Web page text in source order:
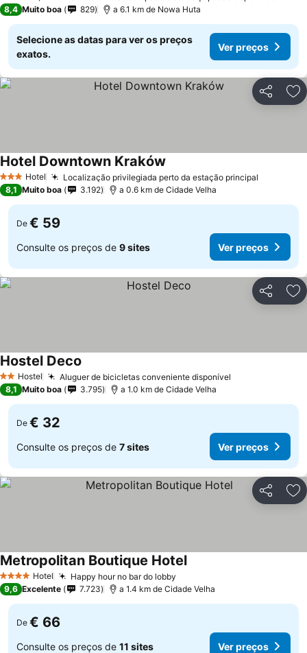
8,4 Muito boa 829 a 6.1 km de Nowa Huta
Selecione as datas para ver os preços
exatos.
Ver preços
Partilhar
3 EstrelasHotel Localização privilegiada perto da estação principal
Hotel Downtown Kraków
8,1 Muito boa 3.192 a 0.6 km de Cidade Velha
De € 59
Consulte os preços de 9 sites Ver preços
Partilhar
2 Estrelas
Hostel Aluguer de bicicletas conveniente disponível
Hostel Deco
8,1 Muito boa 3.795 a 1.0 km de Cidade Velha
De € 32
Consulte os preços de 7 sites Ver preços
Partilhar
4 EstrelasHotel Happy hour no bar do lobby
Metropolitan Boutique Hotel
9,6 Excelente 7.723 a 1.4 km de Cidade Velha
De € 66
Consulte os preços de 11 sites Ver preços